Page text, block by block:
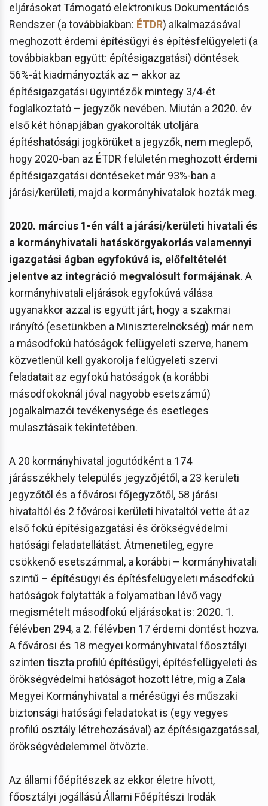
eljárásokat Támogató elektronikus Dokumentációs
Rendszer (a továbbiakban: ÉTDR) alkalmazásával
meghozott érdemi építésügyi és építésfelügyeleti (a
továbbiakban együtt: építésigazgatási) döntések
56%-át kiadmányozták az – akkor az
építésigazgatási ügyintézők mintegy 3/4-ét
foglalkoztató – jegyzők nevében. Miután a 2020. év
első két hónapjában gyakorolták utoljára
építéshatósági jogkörüket a jegyzők, nem meglepő,
hogy 2020-ban az ÉTDR felületén meghozott érdemi
építésigazgatási döntéseket már 93%-ban a
járási/kerületi, majd a kormányhivatalok hozták meg.
2020. március 1-én vált a járási/kerületi hivatali és
a kormányhivatali hatáskörgyakorlás valamennyi
igazgatási ágban egyfokúvá is, előfeltételét
jelentve az integráció megvalósult formájának. A
kormányhivatali eljárások egyfokúvá válása
ugyanakkor azzal is együtt járt, hogy a szakmai
irányító (esetünkben a Miniszterelnökség) már nem
a másodfokú hatóságok felügyeleti szerve, hanem
közvetlenül kell gyakorolja felügyeleti szervi
feladatait az egyfokú hatóságok (a korábbi
másodfokoknál jóval nagyobb esetszámú)
jogalkalmazói tevékenysége és esetleges
mulasztásaik tekintetében.
A 20 kormányhivatal jogutódként a 174
járásszékhely település jegyzőjétől, a 23 kerületi
jegyzőtől és a fővárosi főjegyzőtől, 58 járási
hivataltól és 2 fővárosi kerületi hivataltól vette át az
első fokú építésigazgatási és örökségvédelmi
hatósági feladatellátást. Átmenetileg, egyre
csökkenő esetszámmal, a korábbi – kormányhivatali
szintű – építésügyi és építésfelügyeleti másodfokú
hatóságok folytatták a folyamatban lévő vagy
megismételt másodfokú eljárásokat is: 2020. 1.
félévben 294, a 2. félévben 17 érdemi döntést hozva.
A fővárosi és 18 megyei kormányhivatal főosztályi
szinten tiszta profilú építésügyi, építésfelügyeleti és
örökségvédelmi hatóságot hozott létre, míg a Zala
Megyei Kormányhivatal a mérésügyi és műszaki
biztonsági hatósági feladatokat is (egy vegyes
profilú osztály létrehozásával) az építésigazgatással,
örökségvédelemmel ötvözte.
Az állami főépítészek az ekkor életre hívott,
főosztályi jogállású Állami Főépítészi Irodák